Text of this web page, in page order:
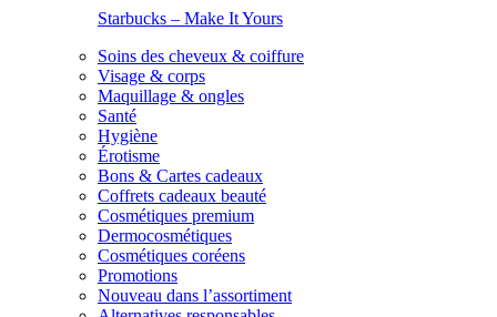
Starbucks – Make It Yours
Soins des cheveux & coiffure
Visage & corps
Maquillage & ongles
Santé
Hygiène
Érotisme
Bons & Cartes cadeaux
Coffrets cadeaux beauté
Cosmétiques premium
Dermocosmétiques
Cosmétiques coréens
Promotions
Nouveau dans l’assortiment